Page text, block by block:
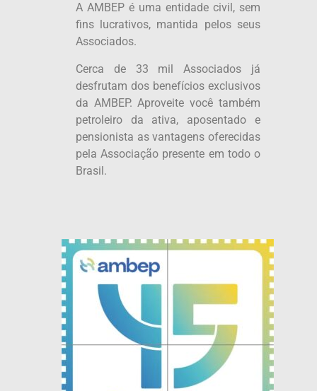
A AMBEP é uma entidade civil, sem
fins lucrativos, mantida pelos seus
Associados.
Cerca de 33 mil Associados já
desfrutam dos benefícios exclusivos
da AMBEP. Aproveite você também
petroleiro da ativa, aposentado e
pensionista as vantagens oferecidas
pela Associação presente em todo o
Brasil.